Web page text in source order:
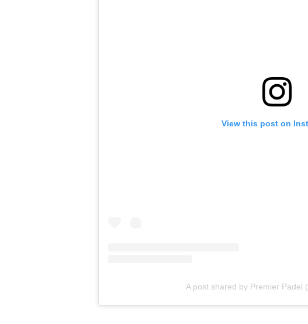
View this post on
A post shared by Premier Padel